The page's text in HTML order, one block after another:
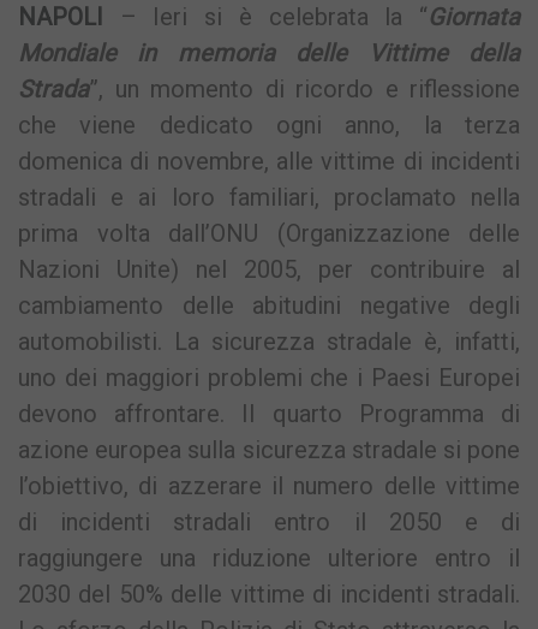
NAPOLI – Ieri si è celebrata la “Giornata
Mondiale in memoria delle Vittime della
Strada”, un momento di ricordo e riflessione
che viene dedicato ogni anno, la terza
domenica di novembre, alle vittime di incidenti
stradali e ai loro familiari, proclamato nella
prima volta dall’ONU (Organizzazione delle
Nazioni Unite) nel 2005, per contribuire al
cambiamento delle abitudini negative degli
automobilisti. La sicurezza stradale è, infatti,
uno dei maggiori problemi che i Paesi Europei
devono affrontare. Il quarto Programma di
azione europea sulla sicurezza stradale si pone
l’obiettivo, di azzerare il numero delle vittime
di incidenti stradali entro il 2050 e di
raggiungere una riduzione ulteriore entro il
2030 del 50% delle vittime di incidenti stradali.